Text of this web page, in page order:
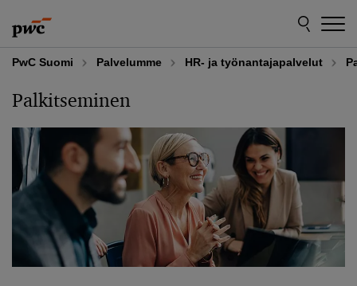
to
content
to
footer
PwC Suomi Palvelumme HR- ja työnantajapalvelut
Palkitseminen